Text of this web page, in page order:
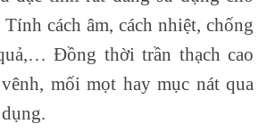
cách âm, cách nhiệt, chống
Đồng thời trần thạch cao
mối mọt hay mục nát qua